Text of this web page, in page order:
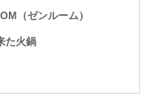
（ゼンルーム）
た火鍋